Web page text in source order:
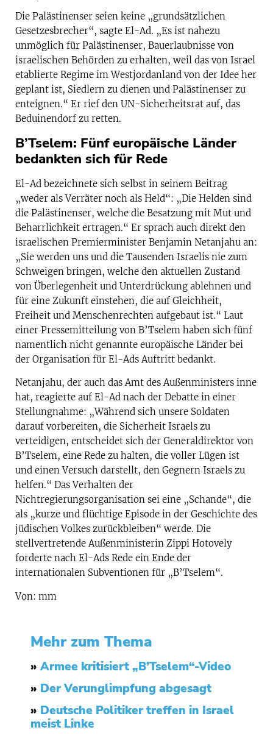
Die Palästinenser seien keine „grundsätzlichen
Gesetzesbrecher“, sagte El-Ad. „Es ist nahezu
unmöglich für Palästinenser, Bauerlaubnisse von
israelischen Behörden zu erhalten, weil das von Israel
etablierte Regime im Westjordanland von der Idee her
geplant ist, Siedlern zu dienen und Palästinenser zu
enteignen.“ Er rief den UN-Sicherheitsrat auf, das
Beduinendorf zu retten.
B’Tselem: Fünf europäische Länder
bedankten sich für Rede
El-Ad bezeichnete sich selbst in seinem Beitrag
„weder als Verräter noch als Held“: „Die Helden sind
die Palästinenser, welche die Besatzung mit Mut und
Beharrlichkeit ertragen.“ Er sprach auch direkt den
israelischen Premierminister Benjamin Netanjahu an:
„Sie werden uns und die Tausenden Israelis nie zum
Schweigen bringen, welche den aktuellen Zustand
von Überlegenheit und Unterdrückung ablehnen und
für eine Zukunft einstehen, die auf Gleichheit,
Freiheit und Menschenrechten aufgebaut ist.“ Laut
einer Pressemitteilung von B’Tselem haben sich fünf
namentlich nicht genannte europäische Länder bei
der Organisation für El-Ads Auftritt bedankt.
Netanjahu, der auch das Amt des Außenministers inne
hat, reagierte auf El-Ad nach der Debatte in einer
Stellungnahme: „Während sich unsere Soldaten
darauf vorbereiten, die Sicherheit Israels zu
verteidigen, entscheidet sich der Generaldirektor von
B’Tselem, eine Rede zu halten, die voller Lügen ist
und einen Versuch darstellt, den Gegnern Israels zu
helfen.“ Das Verhalten der
Nichtregierungsorganisation sei eine „Schande“, die
als „kurze und flüchtige Episode in der Geschichte des
jüdischen Volkes zurückbleiben“ werde. Die
stellvertretende Außenministerin Zippi Hotovely
forderte nach El-Ads Rede ein Ende der
internationalen Subventionen für „B’Tselem“.
Von: mm
Mehr zum Thema
»Armee kritisiert „B’Tselem“-Video
» Der Verunglimpfung abgesagt
» Deutsche Politiker treffen in Israel
meist Linke